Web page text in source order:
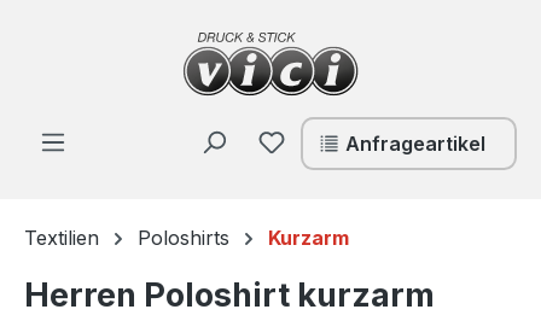
Zum Hauptinhalt springen
Du hast 0 Produkte auf
Anfrageartikel
Textilien Poloshirts Kurzarm
Herren Poloshirt kurzarm